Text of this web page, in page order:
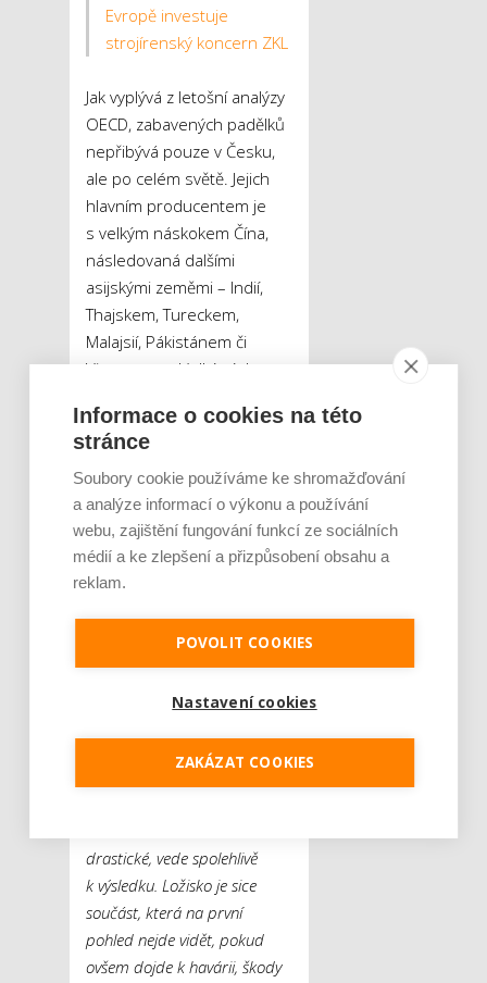
Evropě investuje
strojírenský koncern ZKL
Jak vyplývá z letošní analýzy
OECD, zabavených padělků
nepřibývá pouze v Česku,
ale po celém světě. Jejich
hlavním producentem je
s velkým náskokem Čína,
následovaná dalšími
asijskými zeměmi – Indií,
Thajskem, Tureckem,
Malajsií, Pákistánem či
Vietnamem. Velký výskyt
potvrzuje i koncern ZKL,
právě v Indii má s nimi
největší problém. Proto si
z této země nechává
průběžně posílat fotky
ložisek, na nichž kontroluje,
zda se jedná o padělek, či
je vyšší dovoz padělků než
originálního zboží,
spolupracujeme s celníky a
systematické kontroly.
drastické, vede spolehlivě
k výsledku. Ložisko je sice
součást, která na první
pohled nejde vidět, pokud
ovšem dojde k havárii, škody
Informace o cookies na této
stránce
Soubory cookie používáme ke shromažďování
a analýze informací o výkonu a používání
webu, zajištění fungování funkcí ze sociálních
médií a ke zlepšení a přizpůsobení obsahu a
reklam.
POVOLIT COOKIES
Nastavení cookies
ZAKÁZAT COOKIES